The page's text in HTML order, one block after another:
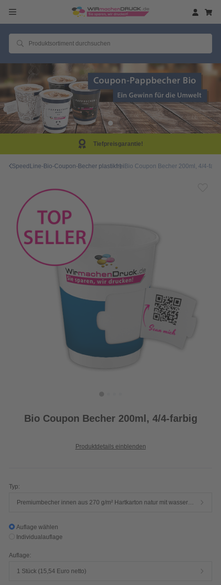
SpeedLine-Bio-Coupon-Becher plastikfreiBio Coupon Becher 200ml, 4/4-
Bio Coupon Becher 200ml, 4/4-farbig
Produktdetails einblenden
Typ:
Auflage wählen
Individualauflage
Auflage:
1 Stück (15,54 Euro netto)